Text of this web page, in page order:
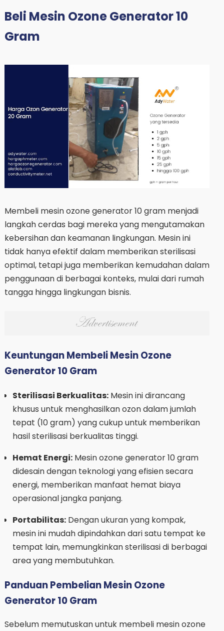
Beli Mesin Ozone Generator 10
Gram
Membeli mesin ozone generator 10 gram menjadi
langkah cerdas bagi mereka yang mengutamakan
kebersihan dan keamanan lingkungan. Mesin ini
tidak hanya efektif dalam memberikan sterilisasi
optimal, tetapi juga memberikan kemudahan dalam
penggunaan di berbagai konteks, mulai dari rumah
tangga hingga lingkungan bisnis.
Keuntungan Membeli Mesin Ozone
Generator 10 Gram
Sterilisasi Berkualitas:Mesin ini dirancang
khusus untuk menghasilkan ozon dalam jumlah
tepat (10 gram) yang cukup untuk memberikan
hasil sterilisasi berkualitas tinggi.
Hemat Energi:Mesin ozone generator 10 gram
didesain dengan teknologi yang efisien secara
energi, memberikan manfaat hemat biaya
operasional jangka panjang.
Portabilitas:Dengan ukuran yang kompak,
mesin ini mudah dipindahkan dari satu tempat ke
tempat lain, memungkinkan sterilisasi di berbagai
area yang membutuhkan.
Panduan Pembelian Mesin Ozone
Generator 10 Gram
Sebelum memutuskan untuk membeli mesin ozone